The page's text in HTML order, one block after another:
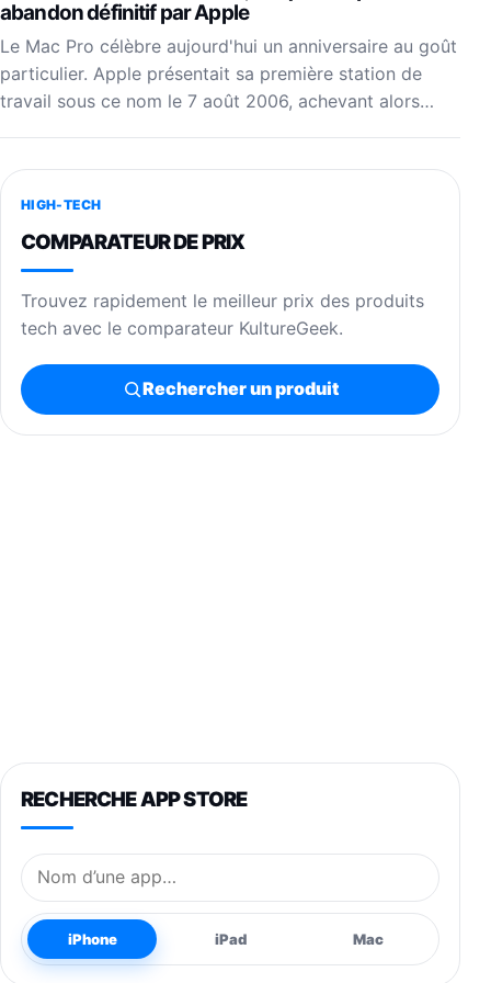
abandon définitif par Apple
Le Mac Pro célèbre aujourd'hui un anniversaire au goût
particulier. Apple présentait sa première station de
travail sous ce nom le 7 août 2006, achevant alors…
HIGH-TECH
COMPARATEUR DE PRIX
Trouvez rapidement le meilleur prix des produits
tech avec le comparateur KultureGeek.
Rechercher un produit
RECHERCHE APP STORE
Nom de l’application
iPhone iPad Mac